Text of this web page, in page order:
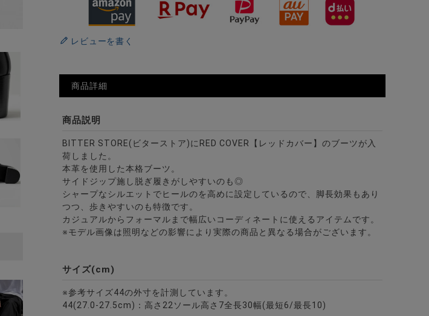
BLK(ブラック)
レビューを書く
商品詳細
商品説明
BITTER STORE(ビターストア)にRED COVER【レッドカバー】のブーツが入
荷しました。
本革を使用した本格ブーツ。
サイドジップ施し脱ぎ履きがしやすいのも◎
シャープなシルエットでヒールのを高めに設定しているので、脚長効果もあり
つつ、歩きやすいのも特徴です。
カジュアルからフォーマルまで幅広いコーディネートに使えるアイテムです。
※モデル画像は照明などの影響により実際の商品と異なる場合がございます。
サイズ(cm)
※参考サイズ44の外寸を計測しています。
44(27.0-27.5cm)：高さ22ソール高さ7全長30幅(最短6/最長10)